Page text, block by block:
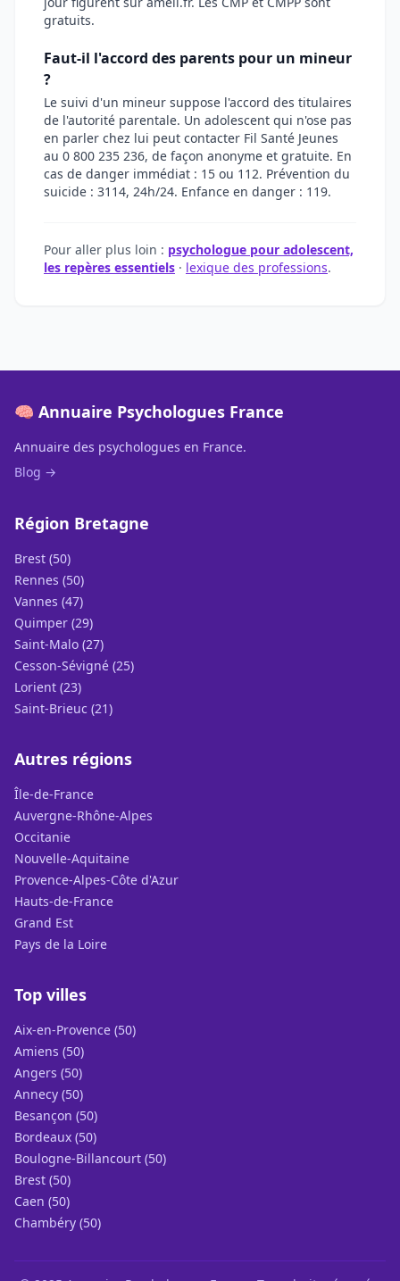
gratuits.
Faut-il l'accord des parents pour un mineur
?
Le suivi d'un mineur suppose l'accord des titulaires
de l'autorité parentale. Un adolescent qui n'ose pas
en parler chez lui peut contacter Fil Santé Jeunes
au 0 800 235 236, de façon anonyme et gratuite. En
cas de danger immédiat : 15 ou 112. Prévention du
suicide : 3114, 24h/24. Enfance en danger : 119.
Pour aller plus loin : psychologue pour adolescent,
les repères essentiels · lexique des professions.
🧠 Annuaire Psychologues France
Annuaire des psychologues en France.
Blog →
Région Bretagne
Brest (50)
Rennes (50)
Vannes (47)
Quimper (29)
Saint-Malo (27)
Cesson-Sévigné (25)
Lorient (23)
Saint-Brieuc (21)
Autres régions
Île-de-France
Auvergne-Rhône-Alpes
Occitanie
Nouvelle-Aquitaine
Provence-Alpes-Côte d'Azur
Hauts-de-France
Grand Est
Pays de la Loire
Top villes
Aix-en-Provence (50)
Amiens (50)
Angers (50)
Annecy (50)
Besançon (50)
Bordeaux (50)
Boulogne-Billancourt (50)
Brest (50)
Caen (50)
Chambéry (50)